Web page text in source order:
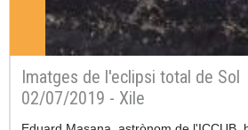
Imatges de l'eclipsi total de Sol
02/07/2019 - Xile